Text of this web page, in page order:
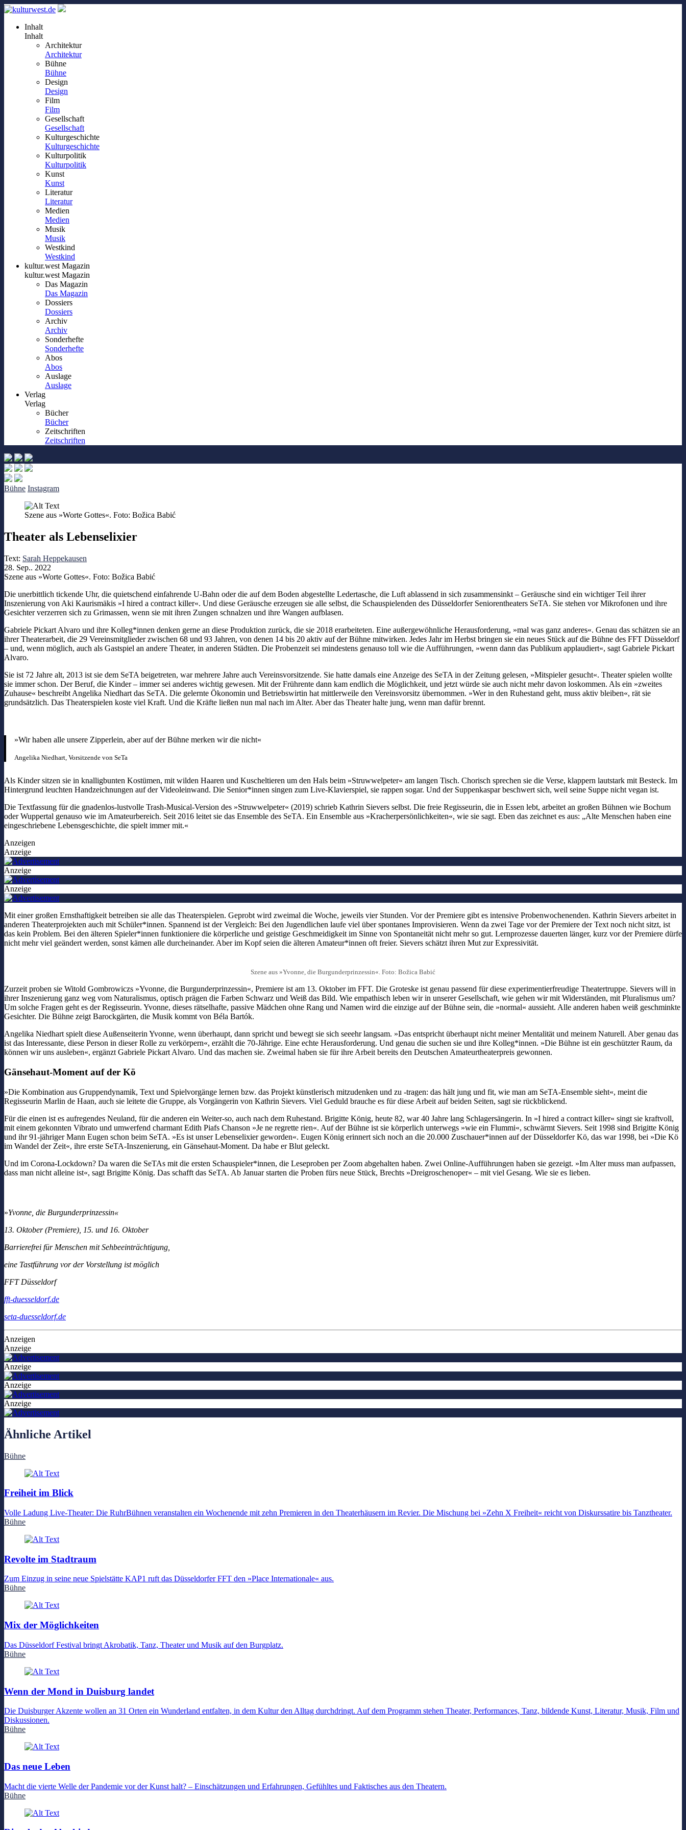
Inhalt
Inhalt
Architektur
Architektur
Bühne
Bühne
Design
Design
Film
Film
Gesellschaft
Gesellschaft
Kulturgeschichte
Kulturgeschichte
Kulturpolitik
Kulturpolitik
Kunst
Kunst
Literatur
Literatur
Medien
Medien
Musik
Musik
Westkind
Westkind
kultur.west Magazin
kultur.west Magazin
Das Magazin
Das Magazin
Dossiers
Dossiers
Archiv
Archiv
Sonderhefte
Sonderhefte
Abos
Abos
Auslage
Auslage
Verlag
Verlag
Bücher
Bücher
Zeitschriften
Zeitschriften
Bühne Instagram
Szene aus »Worte Gottes«. Foto: Božica Babić
Theater als Lebenselixier
Text: Sarah Heppekausen
28. Sep.. 2022
Szene aus »Worte Gottes«. Foto: Božica Babić
Die unerbittlich tickende Uhr, die quietschend einfahrende U-Bahn oder die auf dem Boden abgestellte Ledertasche, die Luft ablassend in sich zusammensinkt – Geräusche sind ein wichtiger Teil ihrer
Inszenierung von Aki Kaurismäkis »I hired a contract killer«. Und diese Geräusche erzeugen sie alle selbst, die Schauspielenden des Düsseldorfer Seniorentheaters SeTA. Sie stehen vor Mikrofonen und ihre
Gesichter verzerren sich zu Grimassen, wenn sie mit ihren Zungen schnalzen und ihre Wangen aufblasen.
Gabriele Pickart Alvaro und ihre Kolleg*innen denken gerne an diese Produktion zurück, die sie 2018 erarbeiteten. Eine außergewöhnliche Herausforderung, »mal was ganz anderes«. Genau das schätzen sie an
ihrer Theaterarbeit, die 29 Vereinsmitglieder zwischen 68 und 93 Jahren, von denen 14 bis 20 aktiv auf der Bühne mitwirken. Jedes Jahr im Herbst bringen sie ein neues Stück auf die Bühne des FFT Düsseldorf
– und, wenn möglich, auch als Gastspiel an andere Theater, in anderen Städten. Die Probenzeit sei mindestens genauso toll wie die Aufführungen, »wenn dann das Publikum applaudiert«, sagt Gabriele Pickart
Alvaro.
Sie ist 72 Jahre alt, 2013 ist sie dem SeTA beigetreten, war mehrere Jahre auch Vereinsvorsitzende. Sie hatte damals eine Anzeige des SeTA in der Zeitung gelesen, »Mitspieler gesucht«. Theater spielen wollte
sie immer schon. Der Beruf, die Kinder – immer sei anderes wichtig gewesen. Mit der Frührente dann kam endlich die Möglichkeit, und jetzt würde sie auch nicht mehr davon loskommen. Als ein »zweites
Zuhause« beschreibt Angelika Niedhart das SeTA. Die gelernte Ökonomin und Betriebswirtin hat mittlerweile den Vereinsvorsitz übernommen. »Wer in den Ruhestand geht, muss aktiv bleiben«, rät sie
grundsätzlich. Das Theaterspielen koste viel Kraft. Und die Kräfte ließen nun mal nach im Alter. Aber das Theater halte jung, wenn man dafür brennt.
»Wir haben alle unsere Zipperlein, aber auf der Bühne merken wir die nicht«
Angelika Niedhart, Vorsitzende von SeTa
Als Kinder sitzen sie in knalligbunten Kostümen, mit wilden Haaren und Kuscheltieren um den Hals beim »Struwwelpeter« am langen Tisch. Chorisch sprechen sie die Verse, klappern lautstark mit Besteck. Im
Hintergrund leuchten Handzeichnungen auf der Videoleinwand. Die Senior*innen singen zum Live-Klavierspiel, sie rappen sogar. Und der Suppenkaspar beschwert sich, weil seine Suppe nicht vegan ist.
Die Textfassung für die gnadenlos-lustvolle Trash-Musical-Version des »Struwwelpeter« (2019) schrieb Kathrin Sievers selbst. Die freie Regisseurin, die in Essen lebt, arbeitet an großen Bühnen wie Bochum
oder Wuppertal genauso wie im Amateurbereich. Seit 2016 leitet sie das Ensemble des SeTA. Ein Ensemble aus »Kracherpersönlichkeiten«, wie sie sagt. Eben das zeichnet es aus: „Alte Menschen haben eine
eingeschriebene Lebensgeschichte, die spielt immer mit.«
Anzeigen
Anzeige
Anzeige
Anzeige
Mit einer großen Ernsthaftigkeit betreiben sie alle das Theaterspielen. Geprobt wird zweimal die Woche, jeweils vier Stunden. Vor der Premiere gibt es intensive Probenwochenenden. Kathrin Sievers arbeitet in
anderen Theaterprojekten auch mit Schüler*innen. Spannend ist der Vergleich: Bei den Jugendlichen laufe viel über spontanes Improvisieren. Wenn da zwei Tage vor der Premiere der Text noch nicht sitzt, ist
das kein Problem. Bei den älteren Spieler*innen funktioniere die körperliche und geistige Geschmeidigkeit im Sinne von Spontaneität nicht mehr so gut. Lernprozesse dauerten länger, kurz vor der Premiere dürfe
nicht mehr viel geändert werden, sonst kämen alle durcheinander. Aber im Kopf seien die älteren Amateur*innen oft freier. Sievers schätzt ihren Mut zur Expressivität.
Szene aus »Yvonne, die Burgunderprinzessin«. Foto: Božica Babić
Zurzeit proben sie Witold Gombrowiczs »Yvonne, die Burgunderprinzessin«, Premiere ist am 13. Oktober im FFT. Die Groteske ist genau passend für diese experimentierfreudige Theatertruppe. Sievers will in
ihrer Inszenierung ganz weg vom Naturalismus, optisch prägen die Farben Schwarz und Weiß das Bild. Wie empathisch leben wir in unserer Gesellschaft, wie gehen wir mit Widerständen, mit Pluralismus um?
Um solche Fragen geht es der Regisseurin. Yvonne, dieses rätselhafte, passive Mädchen ohne Rang und Namen wird die einzige auf der Bühne sein, die »normal« aussieht. Alle anderen haben weiß geschminkte
Gesichter. Die Bühne zeigt Barockgärten, die Musik kommt von Béla Bartók.
Angelika Niedhart spielt diese Außenseiterin Yvonne, wenn überhaupt, dann spricht und bewegt sie sich seeehr langsam. »Das entspricht überhaupt nicht meiner Mentalität und meinem Naturell. Aber genau das
ist das Interessante, diese Person in dieser Rolle zu verkörpern«, erzählt die 70-Jährige. Eine echte Herausforderung. Und genau die suchen sie und ihre Kolleg*innen. »Die Bühne ist ein geschützter Raum, da
können wir uns ausleben«, ergänzt Gabriele Pickart Alvaro. Und das machen sie. Zweimal haben sie für ihre Arbeit bereits den Deutschen Amateurtheaterpreis gewonnen.
Gänsehaut-Moment auf der Kö
»Die Kombination aus Gruppendynamik, Text und Spielvorgänge lernen bzw. das Projekt künstlerisch mitzudenken und zu -tragen: das hält jung und fit, wie man am SeTA-Ensemble sieht«, meint die
Regisseurin Marlin de Haan, auch sie leitete die Gruppe, als Vorgängerin von Kathrin Sievers. Viel Geduld brauche es für diese Arbeit auf beiden Seiten, sagt sie rückblickend.
Für die einen ist es aufregendes Neuland, für die anderen ein Weiter-so, auch nach dem Ruhestand. Brigitte König, heute 82, war 40 Jahre lang Schlagersängerin. In »I hired a contract killer« singt sie kraftvoll,
mit einem gekonnten Vibrato und umwerfend charmant Edith Piafs Chanson »Je ne regrette rien«. Auf der Bühne ist sie körperlich unterwegs »wie ein Flummi«, schwärmt Sievers. Seit 1998 sind Brigitte König
und ihr 91-jähriger Mann Eugen schon beim SeTA. »Es ist unser Lebenselixier geworden«. Eugen König erinnert sich noch an die 20.000 Zuschauer*innen auf der Düsseldorfer Kö, das war 1998, bei »Die Kö
im Wandel der Zeit«, ihre erste SeTA-Inszenierung, ein Gänsehaut-Moment. Da habe er Blut geleckt.
Und im Corona-Lockdown? Da waren die SeTAs mit die ersten Schauspieler*innen, die Leseproben per Zoom abgehalten haben. Zwei Online-Aufführungen haben sie gezeigt. »Im Alter muss man aufpassen,
dass man nicht alleine ist«, sagt Brigitte König. Das schafft das SeTA. Ab Januar starten die Proben fürs neue Stück, Brechts »Dreigroschenoper« – mit viel Gesang. Wie sie es lieben.
»Yvonne, die Burgunderprinzessin«
13. Oktober (Premiere), 15. und 16. Oktober
Barrierefrei für Menschen mit Sehbeeinträchtigung,
eine Tastführung vor der Vorstellung ist möglich
FFT Düsseldorf
fft-duesseldorf.de
seta-duesseldorf.de
Anzeigen
Anzeige
Anzeige
Anzeige
Anzeige
Ähnliche Artikel
Bühne
Freiheit im Blick
Volle Ladung Live-Theater: Die RuhrBühnen veranstalten ein Wochenende mit zehn Premieren in den Theaterhäusern im Revier. Die Mischung bei »Zehn X Freiheit« reicht von Diskurssatire bis Tanztheater.
Bühne
Revolte im Stadtraum
Zum Einzug in seine neue Spielstätte KAP1 ruft das Düsseldorfer FFT den »Place Internationale« aus.
Bühne
Mix der Möglichkeiten
Das Düsseldorf Festival bringt Akrobatik, Tanz, Theater und Musik auf den Burgplatz.
Bühne
Wenn der Mond in Duisburg landet
Die Duisburger Akzente wollen an 31 Orten ein Wunderland entfalten, in dem Kultur den Alltag durchdringt. Auf dem Programm stehen Theater, Performances, Tanz, bildende Kunst, Literatur, Musik, Film und
Diskussionen.
Bühne
Das neue Leben
Macht die vierte Welle der Pandemie vor der Kunst halt? – Einschätzungen und Erfahrungen, Gefühltes und Faktisches aus den Theatern.
Bühne